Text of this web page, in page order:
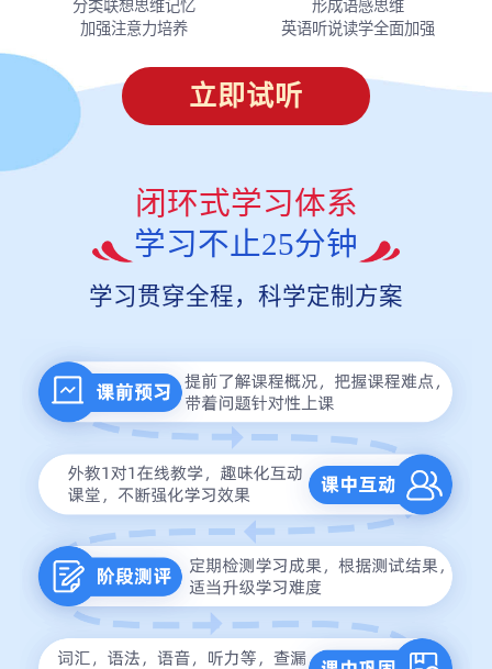
分类联想思维记忆
加强注意力培养
形成语感思维
英语听说读学全面加强
立即试听
闭环式学习体系
学习不止25分钟
学习贯穿全程，科学定制方案